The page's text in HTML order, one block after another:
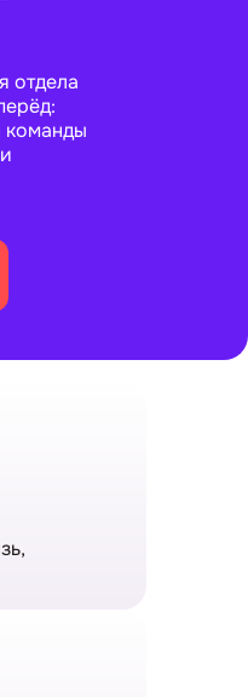
отдела
команды